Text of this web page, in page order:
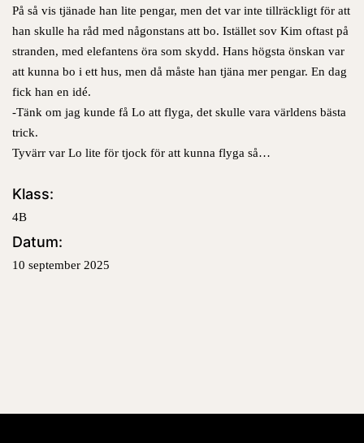
På så vis tjänade han lite pengar, men det var inte tillräckligt för att
han skulle ha råd med någonstans att bo. Istället sov Kim oftast på
stranden, med elefantens öra som skydd. Hans högsta önskan var
att kunna bo i ett hus, men då måste han tjäna mer pengar. En dag
fick han en idé.
-Tänk om jag kunde få Lo att flyga, det skulle vara världens bästa
trick.
Tyvärr var Lo lite för tjock för att kunna flyga så…
Klass:
4B
Datum:
10 september 2025